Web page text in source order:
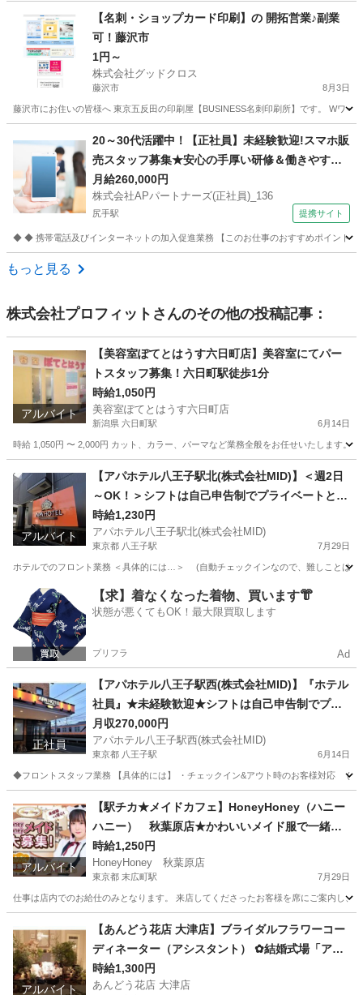
営業 スタッフ
【名刺・ショップカード印刷】の 開拓営業♪副業
可！藤沢市
1円～
株式会社グッドクロス
藤沢市 8月3日
藤沢市にお住いの皆様へ 東京五反田の印刷屋【BUSINESS名刺印刷所】です。 Wワ
スタッフ
20～30代活躍中！【正社員】未経験歓迎!スマホ販
売スタッフ募集★安心の手厚い研修＆働きやすさ
抜群の環境です！ 株式会社APパートナーズ(正社
員)_136 携帯ショップ
月給260,000円
株式会社APパートナーズ(正社員)_136
尻手駅 提携サイト
◆ ◆ 携帯電話及びインターネットの加入促進業務 【このお仕事のおすすめポイント
神奈川 横浜市
もっと見る
株式会社プロフィット さんのその他の投稿記事：
アルバイト
【美容室ぽてとはうす六日町店】美容室にてパー
トスタッフ募集！六日町駅徒歩1分
時給1,050円
美容室ぽてとはうす六日町店
新潟県 六日町駅 6月14日
時給 1,050円 〜 2,000円 カット、カラー、パーマなど業務全般をお任せいたします。
六日町駅 美容師 スタッフ
アルバイト
【アパホテル八王子駅北(株式会社MID)】＜週2日
～OK！＞シフトは自己申告制でプライベートと両
立◎ホテルスタッフ★JR「八王子駅」北口から徒
歩5分
時給1,230円
アパホテル八王子駅北(株式会社MID)
東京都 八王子駅 7月29日
ホテルでのフロント業務 ＜具体的には…＞ (自動チェックインなので、難しことは
東京 八王子市 八王子駅 ホテル スタッフ
【求】着なくなった着物、買います👘
状態が悪くてもOK！最大限買取します
プリフラ Ad
正社員
【アパホテル八王子駅西(株式会社MID)】『ホテル
社員』★未経験歓迎★シフトは自己申告制でプラ
イベートと両立◎JR「八王子駅」から徒歩9分
月収270,000円
アパホテル八王子駅西(株式会社MID)
東京都 八王子駅 6月14日
◆フロントスタッフ業務 【具体的には】 ・チェックイン&アウト時のお客様対応 (
八王子駅 ホテル 未経験
アルバイト
【駅チカ★メイドカフェ】HoneyHoney（ハニー
ハニー） 秋葉原店★かわいいメイド服で一緒に
働きましょう♪高校生、未経験者歓迎します◎末広
町駅から徒歩1分♪
時給1,250円
HoneyHoney 秋葉原店
東京都 末広町駅 7月29日
仕事は店内でのお給仕のみとなります。 来店してくださったお客様を席にご案内し
末広町駅 カフェ スタッフ
アルバイト
【あんどう花店 大津店】ブライダルフラワーコー
ディネーター（アシスタント） ✿結婚式場「アク
アテラス迎賓館大津」のフラワー装飾のお仕事で
す ✿未経験OK!!
時給1,300円
あんどう花店 大津店